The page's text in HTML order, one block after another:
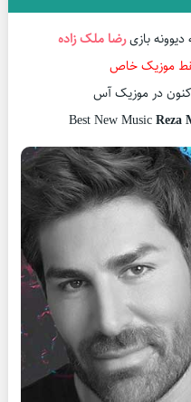
بازیرضا ملک زاده
موزیک خاص
Best New MusicReza